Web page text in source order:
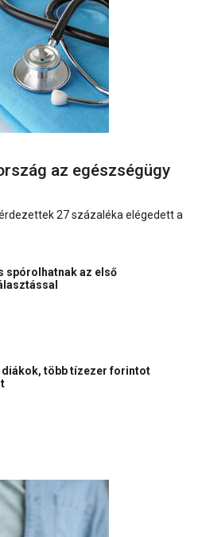
az egészségügy
27 százaléka elégedett a
spórolhatnak az első
diákok, több tízezer forintot